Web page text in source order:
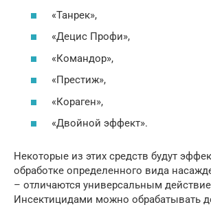
«Танрек»,
«Децис Профи»,
«Командор»,
«Престиж»,
«Кораген»,
«Двойной эффект».
Некоторые из этих средств будут
обработке определенного вида
– отличаются универсальным
Инсектицидами можно обрабатывать